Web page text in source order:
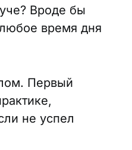
Вроде бы
время дня
Первый
не успел